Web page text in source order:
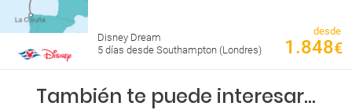
Disney Dream
5 días desde Southampton (Londres)
desde
1.848€
También te puede interesar...